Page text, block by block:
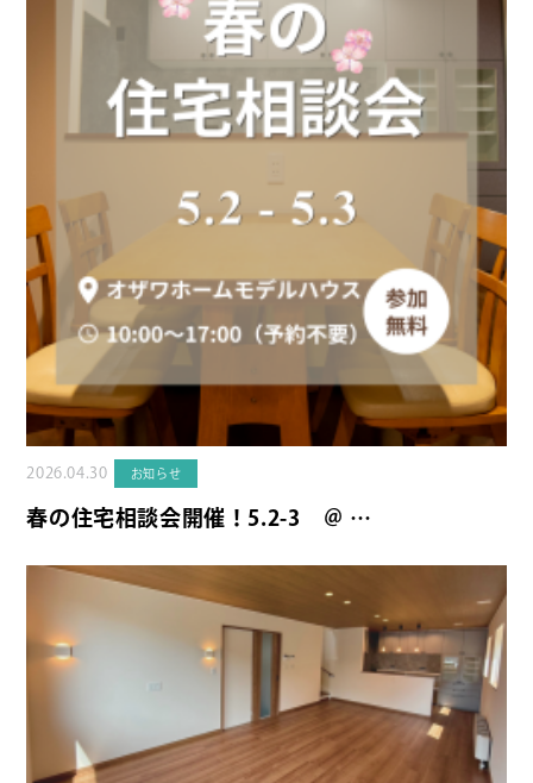
2026.04.30 お知らせ
春の住宅相談会開催！5.2-3 ＠ …